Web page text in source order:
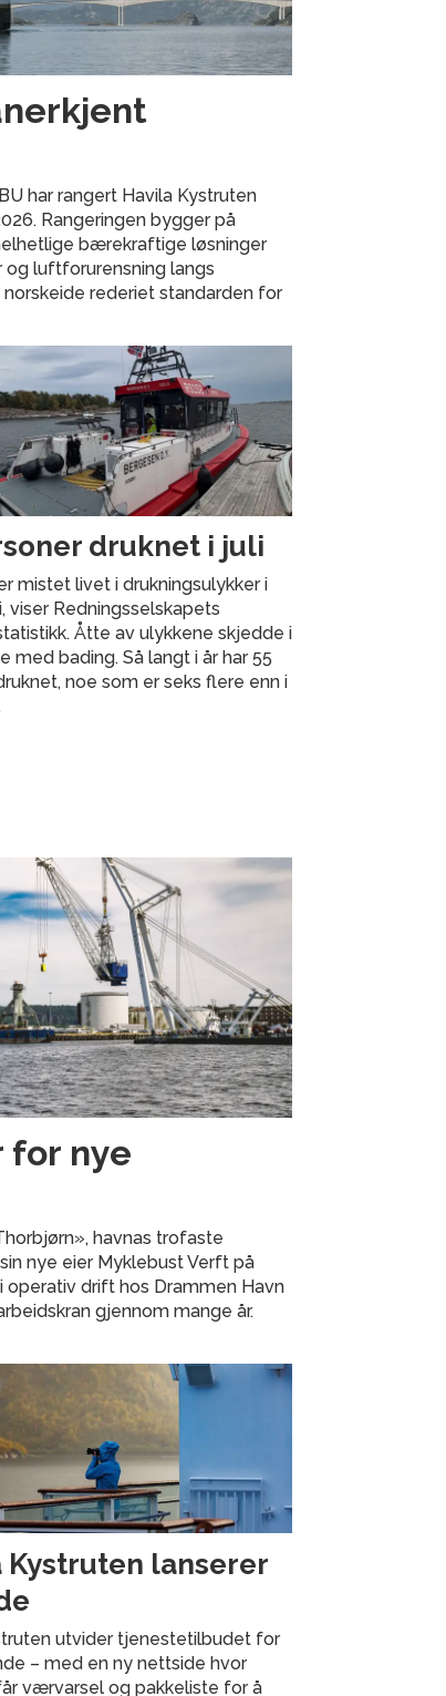
har rangert Havila Kystruten
Rangeringen bygger på
bærekraftige løsninger
og luftforurensning langs
rederiet standarden for
druknet i juli
mistet livet i drukningsulykker i
viser Redningsselskapets
Åtte av ulykkene skjedde i
med bading. Så langt i år har 55
noe som er seks flere enn i
for nye
havnas trofaste
nye eier Myklebust Verft på
drift hos Drammen Havn
gjennom mange år.
Kystruten lanserer
utvider tjenestetilbudet for
– med en ny nettside hvor
værvarsel og pakkeliste for å